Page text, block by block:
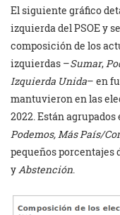
El siguiente gráfico
izquierda del PSOE y
composición de los
izquierdas –Sumar,
Izquierda Unida– en
mantuvieron en las
2022. Están
Podemos, Más País/
pequeños porcentajes
yAbstención.